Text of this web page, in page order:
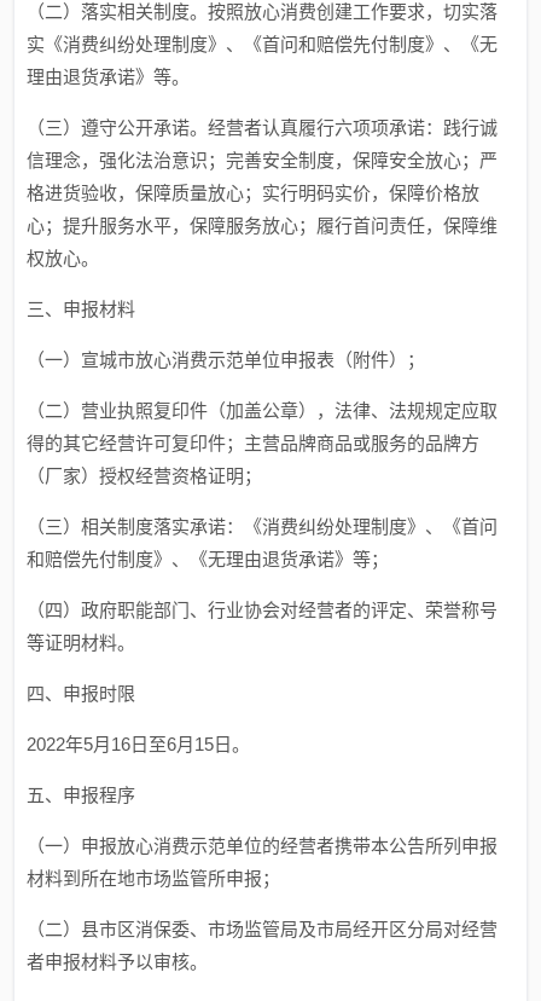
（二）落实相关制度。按照放心消费创建工作要求，切实落
实《消费纠纷处理制度》、《首问和赔偿先付制度》、《无
理由退货承诺》等。
（三）遵守公开承诺。经营者认真履行六项项承诺：践行诚
信理念，强化法治意识；完善安全制度，保障安全放心；严
格进货验收，保障质量放心；实行明码实价，保障价格放
心；提升服务水平，保障服务放心；履行首问责任，保障维
权放心。
三、申报材料
（一）宣城市放心消费示范单位申报表（附件）；
（二）营业执照复印件（加盖公章），法律、法规规定应取
得的其它经营许可复印件；主营品牌商品或服务的品牌方
（厂家）授权经营资格证明；
（三）相关制度落实承诺：《消费纠纷处理制度》、《首问
和赔偿先付制度》、《无理由退货承诺》等；
（四）政府职能部门、行业协会对经营者的评定、荣誉称号
等证明材料。
四、申报时限
2022年5月16日至6月15日。
五、申报程序
（一）申报放心消费示范单位的经营者携带本公告所列申报
材料到所在地市场监管所申报；
（二）县市区消保委、市场监管局及市局经开区分局对经营
者申报材料予以审核。